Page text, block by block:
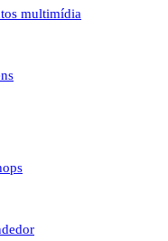
multimídia